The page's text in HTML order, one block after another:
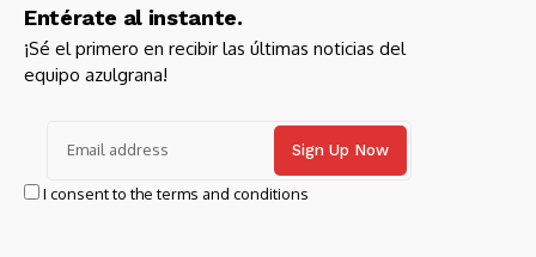
Entérate al instante.
¡Sé el primero en recibir las últimas noticias del
equipo azulgrana!
I consent to the terms and conditions